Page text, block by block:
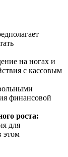
на ногах и
с кассовым
финансовой
роста:
для
этом